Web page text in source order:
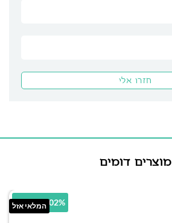
מוצרים דומים
המלאי אזל51.02% הנחה